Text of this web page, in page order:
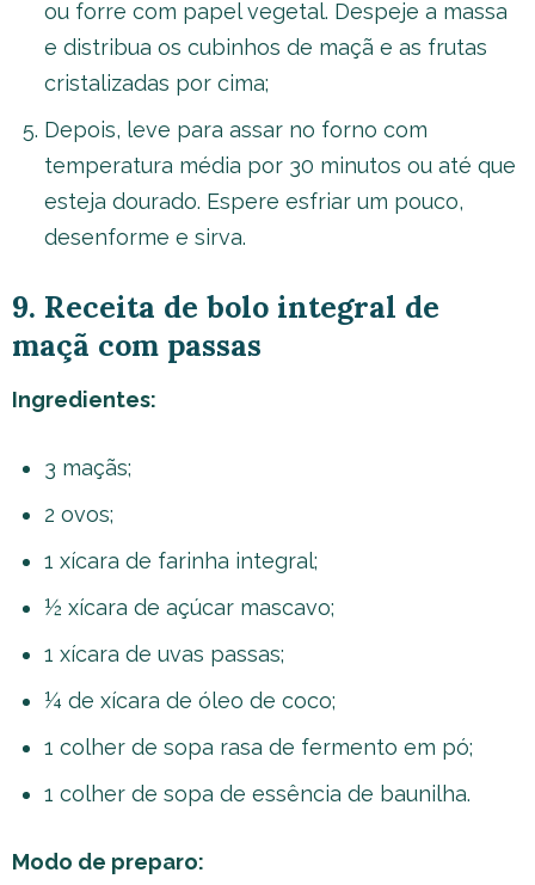
ou forre com papel vegetal. Despeje a massa
e distribua os cubinhos de maçã e as frutas
cristalizadas por cima;
Depois, leve para assar no forno com
temperatura média por 30 minutos ou até que
esteja dourado. Espere esfriar um pouco,
desenforme e sirva.
9. Receita de bolo integral de
maçã com passas
Ingredientes:
3 maçãs;
2 ovos;
1 xícara de farinha integral;
½ xícara de açúcar mascavo;
1 xícara de uvas passas;
¼ de xícara de óleo de coco;
1 colher de sopa rasa de fermento em pó;
1 colher de sopa de essência de baunilha.
Modo de preparo: